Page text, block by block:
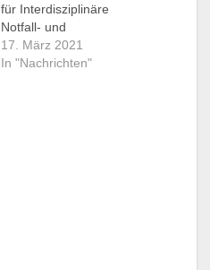
für Interdisziplinäre
Notfall- und
Akutmedizin (DGINA)
verlässt – ebenso wie
17. März 2021
In "Nachrichten"